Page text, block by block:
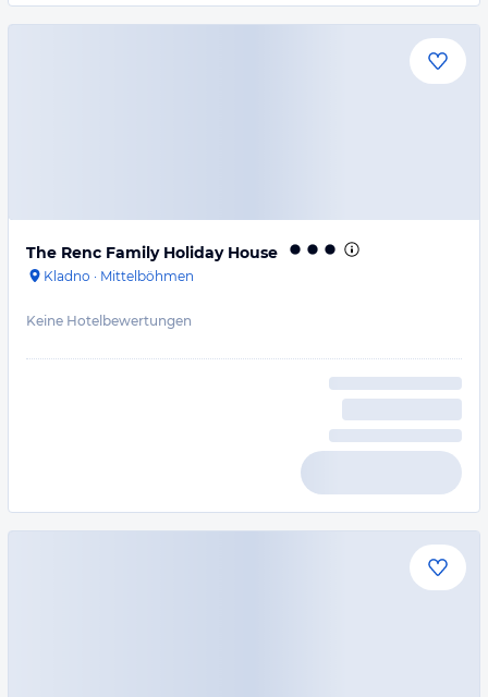
The Renc Family Holiday House
Kladno · Mittelböhmen
Keine Hotelbewertungen